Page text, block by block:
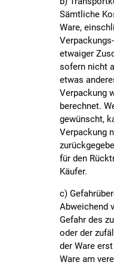
Sämtliche
Ware,
etwaiger
sofern nicht
etwas
Verpackung
berechnet.
gewünscht,
Verpackung
für den
Käufer.
c)
Abweichend
Gefahr des
oder der
der Ware
Ware am